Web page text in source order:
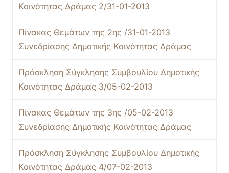
Κοινότητας Δράμας 2/31-01-2013
Πίνακας Θεμάτων της 2ης /31-01-2013
Συνεδρίασης Δημοτικής Κοινότητας Δράμας
Πρόσκληση Σύγκλησης Συμβουλίου Δημοτικής
Κοινότητας Δράμας 3/05-02-2013
Πίνακας Θεμάτων της 3ης /05-02-2013
Συνεδρίασης Δημοτικής Κοινότητας Δράμας
Πρόσκληση Σύγκλησης Συμβουλίου Δημοτικής
Κοινότητας Δράμας 4/07-02-2013